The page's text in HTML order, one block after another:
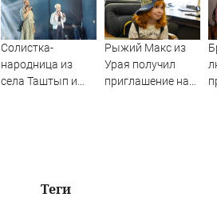
Солистка-
народница из
села Таштып и
Рыжий Макс из
Урая получил
приглашение на
Теги